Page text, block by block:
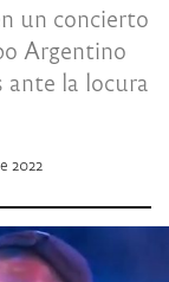
un concierto
Argentino
ante la locura
2022